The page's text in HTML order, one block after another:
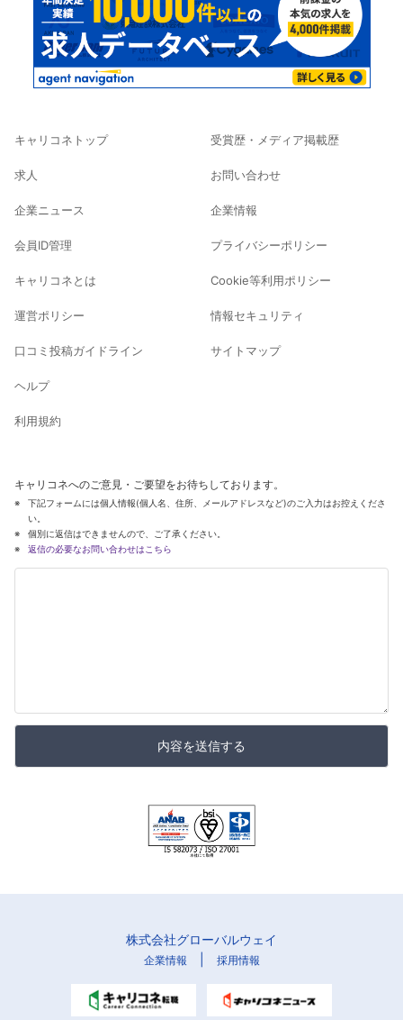
キャリコネトップ
求人
企業ニュース
会員ID管理
キャリコネとは
運営ポリシー
口コミ投稿ガイドライン
ヘルプ
利用規約
受賞歴・メディア掲載歴
お問い合わせ
企業情報
プライバシーポリシー
Cookie等利用ポリシー
情報セキュリティ
サイトマップ
キャリコネへのご意見・ご要望をお待ちしております。
下記フォームには個人情報(個人名、住所、メールアドレスなど)のご入力はお控えくださ
い。
個別に返信はできませんので、ご了承ください。
返信の必要なお問い合わせはこちら
内容を送信する
株式会社グローバルウェイ
企業情報 採用情報